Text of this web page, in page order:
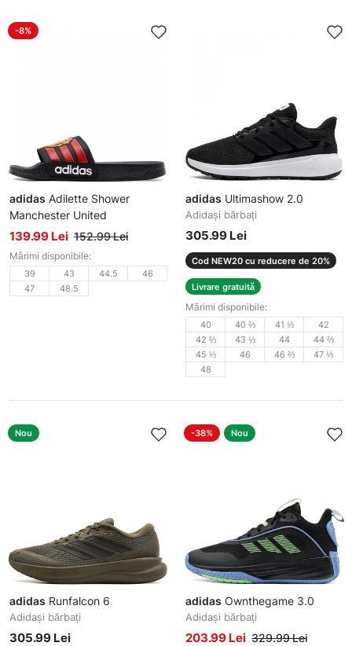
-8%
adidas Adilette Shower
Manchester United
Șlapi bărbați
139.99 Lei 152.99 Lei
Mărimi disponibile:
39 43 44.5
46
47
48.5
adidas Ultimashow 2.0
Adidași bărbați
305.99 Lei
Cod NEW20 cu reducere de 20%
Livrare gratuită
Mărimi disponibile:
40 40 ⅔ 41 ⅓
42
42 ⅔
43 ⅓ 44
44 ⅔
45 ⅓
46 46 ⅔
47 ⅓
48
Nou
adidas Runfalcon 6
Adidași bărbați
305.99 Lei
-38% Nou
adidas Ownthegame 3.0
Adidași bărbați
203.99 Lei 329.99 Lei